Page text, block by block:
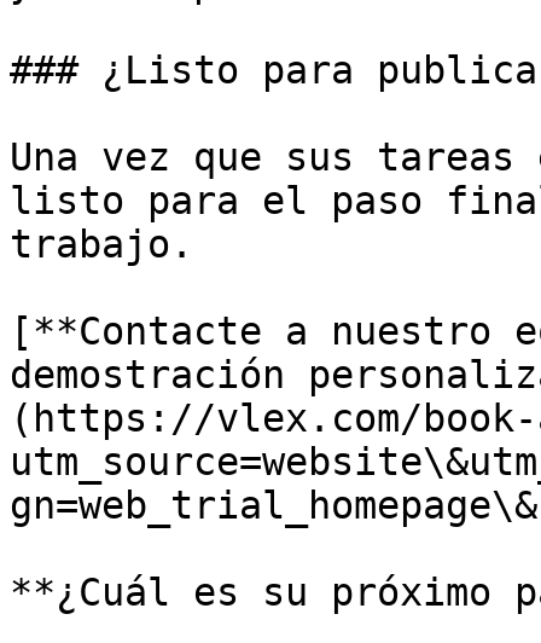
### ¿Listo para
Una vez que sus
listo para el paso
trabajo.
[**Contacte a nuestro
demostración
(https://vlex.com/book-
**¿Cuál es su próximo